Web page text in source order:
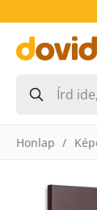
Honlap